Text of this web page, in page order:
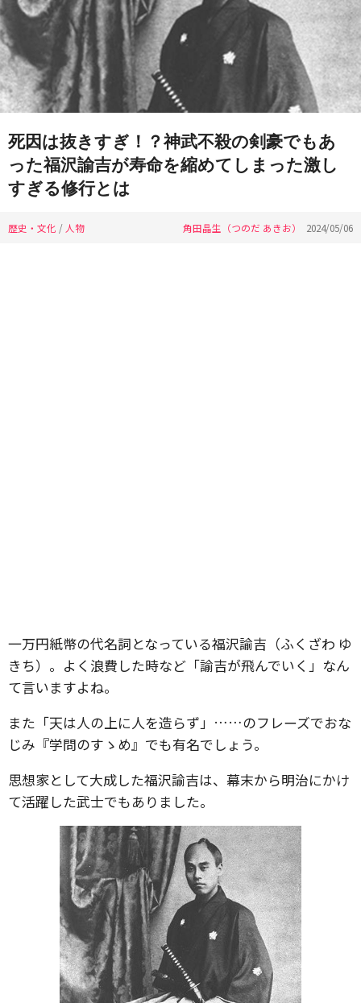
死因は抜きすぎ！？神武不殺の剣豪でもあ
った福沢諭吉が寿命を縮めてしまった激し
すぎる修行とは
歴史・文化 / 人物 角田晶生（つのだ あきお） 2024/05/06
一万円紙幣の代名詞となっている福沢諭吉（ふくざわ ゆ
きち）。よく浪費した時など「諭吉が飛んでいく」なん
て言いますよね。
また「天は人の上に人を造らず」……のフレーズでおな
じみ『学問のすゝめ』でも有名でしょう。
思想家として大成した福沢諭吉は、幕末から明治にかけ
て活躍した武士でもありました。